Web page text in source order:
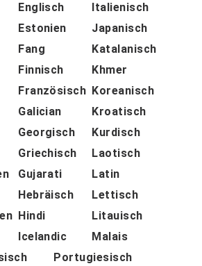
Englisch
Estonien
Fang
Finnisch
Französisch
Galician
Georgisch
Griechisch
Gujarati
Hebräisch
Hindi
Icelandic
Italienisch
Japanisch
Katalanisch
Khmer
Koreanisch
Kroatisch
Kurdisch
Laotisch
Latin
Lettisch
Litauisch
Malais
Portugiesisch